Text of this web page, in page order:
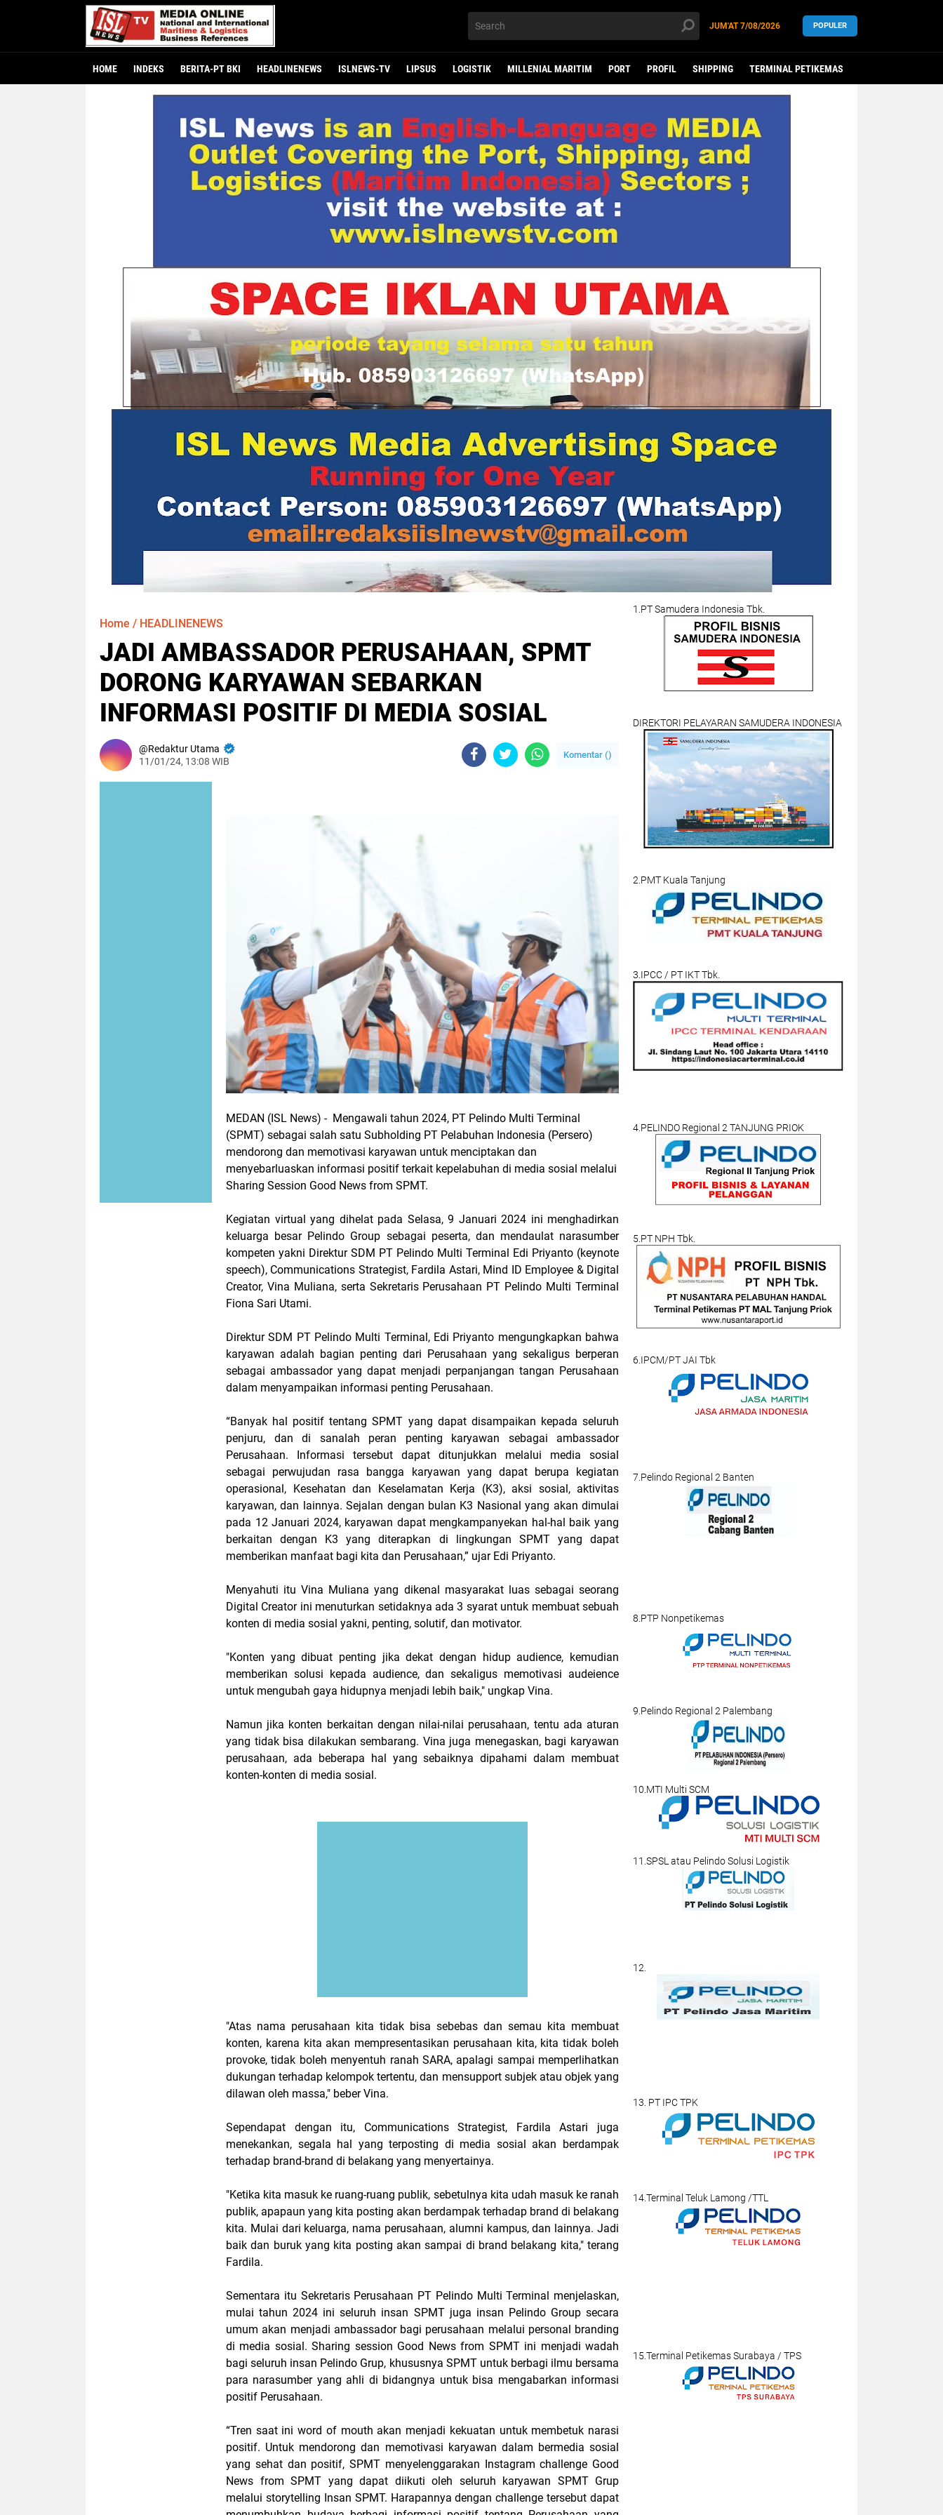
JUM'AT7/08/2026 POPULER
HOME INDEKS BERITA-PT BKI HEADLINENEWS ISLNEWS-TV LIPSUS LOGISTIK MILLENIAL MARITIM PORT PROFIL SHIPPING TERMINAL PETIKEMAS
Home / HEADLINENEWS
JADI AMBASSADOR PERUSAHAAN, SPMT
DORONG KARYAWAN SEBARKAN
INFORMASI POSITIF DI MEDIA SOSIAL
Redaktur Utama
11/01/24, 13:08 WIB
Komentar ()
MEDAN (ISL News) - Mengawali tahun 2024, PT Pelindo Multi Terminal
(SPMT) sebagai salah satu Subholding PT Pelabuhan Indonesia (Persero)
mendorong dan memotivasi karyawan untuk menciptakan dan
menyebarluaskan informasi positif terkait kepelabuhan di media sosial melalui
Sharing Session Good News from SPMT.
Kegiatan virtual yang dihelat pada Selasa, 9 Januari 2024 ini menghadirkan
keluarga besar Pelindo Group sebagai peserta, dan mendaulat narasumber
kompeten yakni Direktur SDM PT Pelindo Multi Terminal Edi Priyanto (keynote
speech), Communications Strategist, Fardila Astari, Mind ID Employee & Digital
Creator, Vina Muliana, serta Sekretaris Perusahaan PT Pelindo Multi Terminal
Fiona Sari Utami.
Direktur SDM PT Pelindo Multi Terminal, Edi Priyanto mengungkapkan bahwa
karyawan adalah bagian penting dari Perusahaan yang sekaligus berperan
sebagai ambassador yang dapat menjadi perpanjangan tangan Perusahaan
dalam menyampaikan informasi penting Perusahaan.
“Banyak hal positif tentang SPMT yang dapat disampaikan kepada seluruh
penjuru, dan di sanalah peran penting karyawan sebagai ambassador
Perusahaan. Informasi tersebut dapat ditunjukkan melalui media sosial
sebagai perwujudan rasa bangga karyawan yang dapat berupa kegiatan
operasional, Kesehatan dan Keselamatan Kerja (K3), aksi sosial, aktivitas
karyawan, dan lainnya. Sejalan dengan bulan K3 Nasional yang akan dimulai
pada 12 Januari 2024, karyawan dapat mengkampanyekan hal-hal baik yang
berkaitan dengan K3 yang diterapkan di lingkungan SPMT yang dapat
memberikan manfaat bagi kita dan Perusahaan,” ujar Edi Priyanto.
Menyahuti itu Vina Muliana yang dikenal masyarakat luas sebagai seorang
Digital Creator ini menuturkan setidaknya ada 3 syarat untuk membuat sebuah
konten di media sosial yakni, penting, solutif, dan motivator.
"Konten yang dibuat penting jika dekat dengan hidup audience, kemudian
memberikan solusi kepada audience, dan sekaligus memotivasi audeience
untuk mengubah gaya hidupnya menjadi lebih baik," ungkap Vina.
Namun jika konten berkaitan dengan nilai-nilai perusahaan, tentu ada aturan
yang tidak bisa dilakukan sembarang. Vina juga menegaskan, bagi karyawan
perusahaan, ada beberapa hal yang sebaiknya dipahami dalam membuat
konten-konten di media sosial.
"Atas nama perusahaan kita tidak bisa sebebas dan semau kita membuat
konten, karena kita akan mempresentasikan perusahaan kita, kita tidak boleh
provoke, tidak boleh menyentuh ranah SARA, apalagi sampai memperlihatkan
dukungan terhadap kelompok tertentu, dan mensupport subjek atau objek yang
dilawan oleh massa," beber Vina.
Sependapat dengan itu, Communications Strategist, Fardila Astari juga
menekankan, segala hal yang terposting di media sosial akan berdampak
terhadap brand-brand di belakang yang menyertainya.
"Ketika kita masuk ke ruang-ruang publik, sebetulnya kita udah masuk ke ranah
publik, apapaun yang kita posting akan berdampak terhadap brand di belakang
kita. Mulai dari keluarga, nama perusahaan, alumni kampus, dan lainnya. Jadi
baik dan buruk yang kita posting akan sampai di brand belakang kita," terang
Fardila.
Sementara itu Sekretaris Perusahaan PT Pelindo Multi Terminal menjelaskan,
mulai tahun 2024 ini seluruh insan SPMT juga insan Pelindo Group secara
umum akan menjadi ambassador bagi perusahaan melalui personal branding
di media sosial. Sharing session Good News from SPMT ini menjadi wadah
bagi seluruh insan Pelindo Grup, khususnya SPMT untuk berbagi ilmu bersama
para narasumber yang ahli di bidangnya untuk bisa mengabarkan informasi
positif Perusahaan.
“Tren saat ini word of mouth akan menjadi kekuatan untuk membetuk narasi
positif. Untuk mendorong dan memotivasi karyawan dalam bermedia sosial
yang sehat dan positif, SPMT menyelenggarakan Instagram challenge Good
News from SPMT yang dapat diikuti oleh seluruh karyawan SPMT Grup
melalui storytelling Insan SPMT. Harapannya dengan challenge tersebut dapat
1.PT Samudera Indonesia Tbk.
DIREKTORI PELAYARAN SAMUDERA INDONESIA
2.PMT Kuala Tanjung
3.IPCC / PT IKT Tbk.
4.PELINDO Regional 2 TANJUNG PRIOK
5.PT NPH Tbk.
6.IPCM/PT JAI Tbk
7.Pelindo Regional 2 Banten
8.PTP Nonpetikemas
9.Pelindo Regional 2 Palembang
10.MTI Multi SCM
11.SPSL atau Pelindo Solusi Logistik
12.
13. PT IPC TPK
14.Terminal Teluk Lamong /TTL
15.Terminal Petikemas Surabaya / TPS